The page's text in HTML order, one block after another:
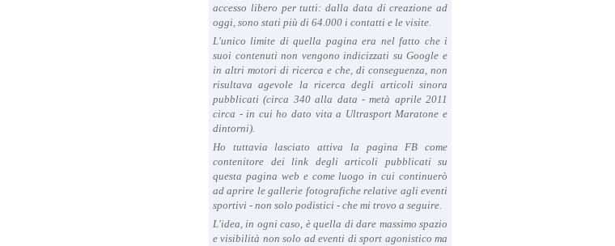
accesso libero per tutti: dalla data di creazione ad
oggi, sono stati più di 64.000 i contatti e le visite.
L'unico limite di quella pagina era nel fatto che i
suoi contenuti non vengono indicizzati su Google e
in altri motori di ricerca e che, di conseguenza, non
risultava agevole la ricerca degli articoli sinora
pubblicati (circa 340 alla data - metà aprile 2011
circa - in cui ho dato vita a Ultrasport Maratone e
dintorni).
Ho tuttavia lasciato attiva la pagina FB come
contenitore dei link degli articoli pubblicati su
questa pagina web e come luogo in cui continuerò
ad aprire le gallerie fotografiche relative agli eventi
sportivi - non solo podistici - che mi trovo a seguire.
L'idea, in ogni caso, è quella di dare massimo spazio
e visibilità non solo ad eventi di sport agonistico ma